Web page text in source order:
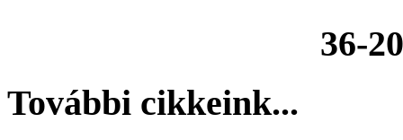
36-
További cikkeink...